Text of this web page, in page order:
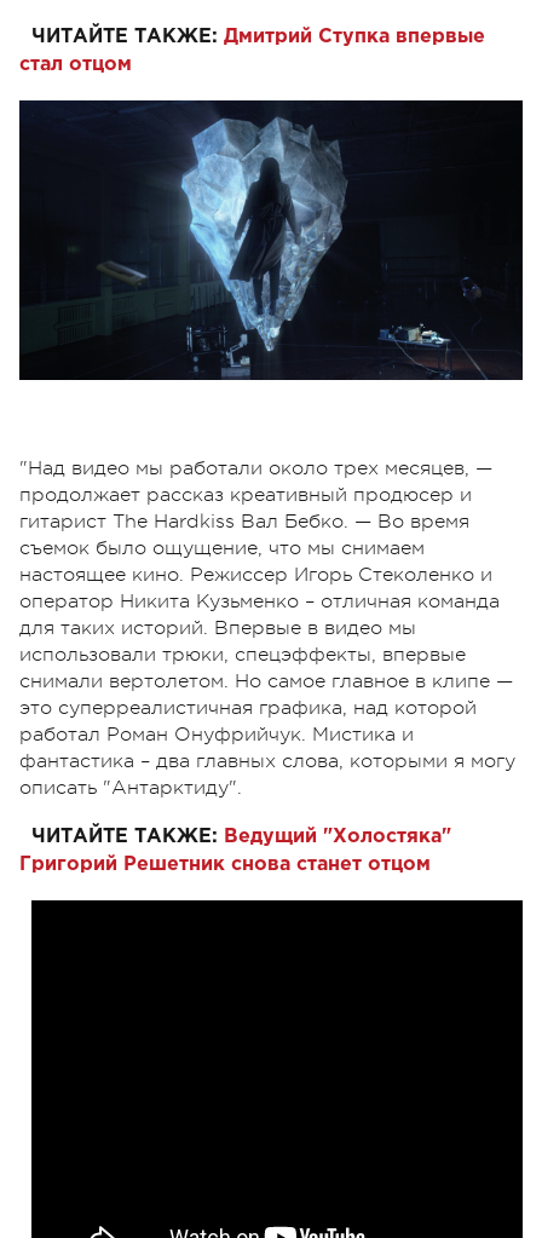
ЧИТАЙТЕ ТАКЖЕ: Дмитрий Ступка впервые
стал отцом
"Над видео мы работали около трех месяцев, —
продолжает рассказ креативный продюсер и
гитарист The Hardkiss Вал Бебко. — Во время
съемок было ощущение, что мы снимаем
настоящее кино. Режиссер Игорь Стеколенко и
оператор Никита Кузьменко – отличная команда
для таких историй. Впервые в видео мы
использовали трюки, спецэффекты, впервые
снимали вертолетом. Но самое главное в клипе —
это суперреалистичная графика, над которой
работал Роман Онуфрийчук. Мистика и
фантастика – два главных слова, которыми я могу
описать "Антарктиду".
ЧИТАЙТЕ ТАКЖЕ: Ведущий "Холостяка"
Григорий Решетник снова станет отцом